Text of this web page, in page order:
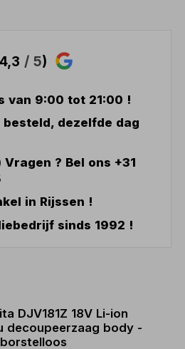
/ 5)
van 9:00 tot 21:00 !
besteld, dezelfde dag
? Bel ons +31
in Rijssen !
sinds 1992 !
DJV181Z 18V Li-ion
decoupeerzaag body -